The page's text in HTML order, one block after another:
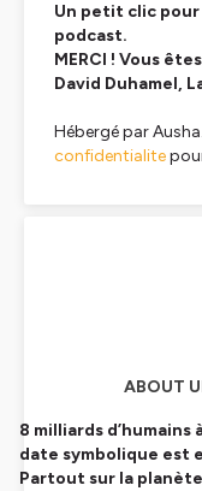
Un petit clic
podcast.
MERCI ! Vous
David Duhamel,
Hébergé par
confidentialite
ABOUT
8 milliards
date symbolique est
Partout sur la